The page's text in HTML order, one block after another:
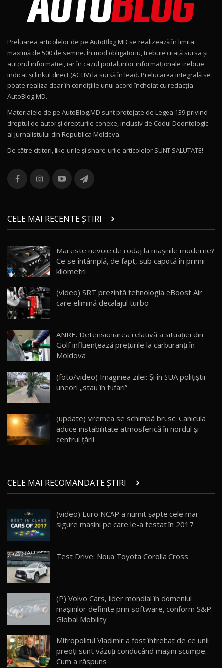
Noul Geely EX2 / Test Drive AutoBlog.MD
15:22
Mercedes-AMG E 53 HYBRID 4MATIC+ / Test
Drive AutoBlog.MD
16:27
11
Noul Volvo ES90 / Test Drive AutoBlog.MD
12
Noul MG HS / Test Drive AutoBlog.MD
16:48
13
combină aventura cu luxul / AutoBlog.MD
36:08
chinez care face lumea să se întoarcă după el
/ AutoBlog.MD
17:27
15 14:37
16
AutoBlogMD
13:10
17 20:06
Va fi modelul nr.1 BYD în Moldova? BYD Seal U
30:08
AutoBlog.MD
23:36
20
Noul ZEEKR 7X / Test Drive AutoBlog.MD
29:08
21
AutoBlog.MD
16:59
22
Noua Mazda 6e / Test Drive AutoBlog.MD
26:59
23
Lynk & Co 01 / Test Drive AutoBlog.MD
Van Electric Testat în Moldova / AutoBlog.MD
26:38
25
mai Exclusiv și Puternic Defender Testat în
Moldova
32:21
Preluarea articolelor de pe AutoBlog.MD se realizează în limita
maximă de 500 de semne. În mod obligatoriu, trebuie citată sursa și
autorul informației, iar în cazul portalurilor informaționale trebuie
indicat și linkul direct (ACTIV) la sursă în lead. Prelucarea integrală se
poate realiza doar în condițiile unui acord încheiat cu redacţia
AutoBlog.MD.
Materialele de pe AutoBlog.MD sunt protejate de Legea 139 privind
dreptul de autor și drepturile conexe, inclusiv de Codul Deontologic
al Jurnalistului din Republica Moldova.
De către cititori, like-urile şi share-urile articolelor SUNT SALUTATE!
CELE MAI RECENTE ȘTIRI
Mai este nevoie de rodaj la mașinile moderne?
Ce se întâmplă, de fapt, sub capotă în primii
kilometri
(video) SRT prezintă tehnologia eBoost Air
care elimină decalajul turbo
ANRE: Detensionarea relativă a situației din
Golf influențează prețurile la carburanți în
Moldova
(foto/video) Imaginea zilei: Și în SUA polițiștii
uneori „stau în tufari”
(update) Vremea se schimbă brusc: Canicula
aduce instabilitate atmosferică în nordul și
centrul țării
CELE MAI RECOMANDATE ȘTIRI
(video) Euro NCAP a numit şapte cele mai
sigure maşini pe care le-a testat în 2017
Test Drive: Noua Toyota Corolla Cross
(P) Volvo Cars, lider mondial în domeniul
mașinilor definite prin software, conform S&P
Global Mobility
Mitropolitul Vladimir a fost întrebat de ce unii
preoţi sunt văzuţi conducând maşini scumpe.
Cum a răspuns